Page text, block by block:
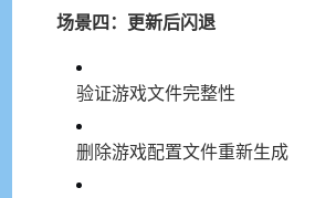
场景四：更新后闪退
验证游戏文件完整性
删除游戏配置文件重新生成